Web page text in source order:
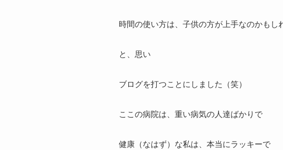
時間の使い方は、子供の方が上手なのかもし
と、思い
ブログを打つことにしました（笑）
ここの病院は、重い病気の人達ばかりで
健康（なはず）な私は、本当にラッキーで